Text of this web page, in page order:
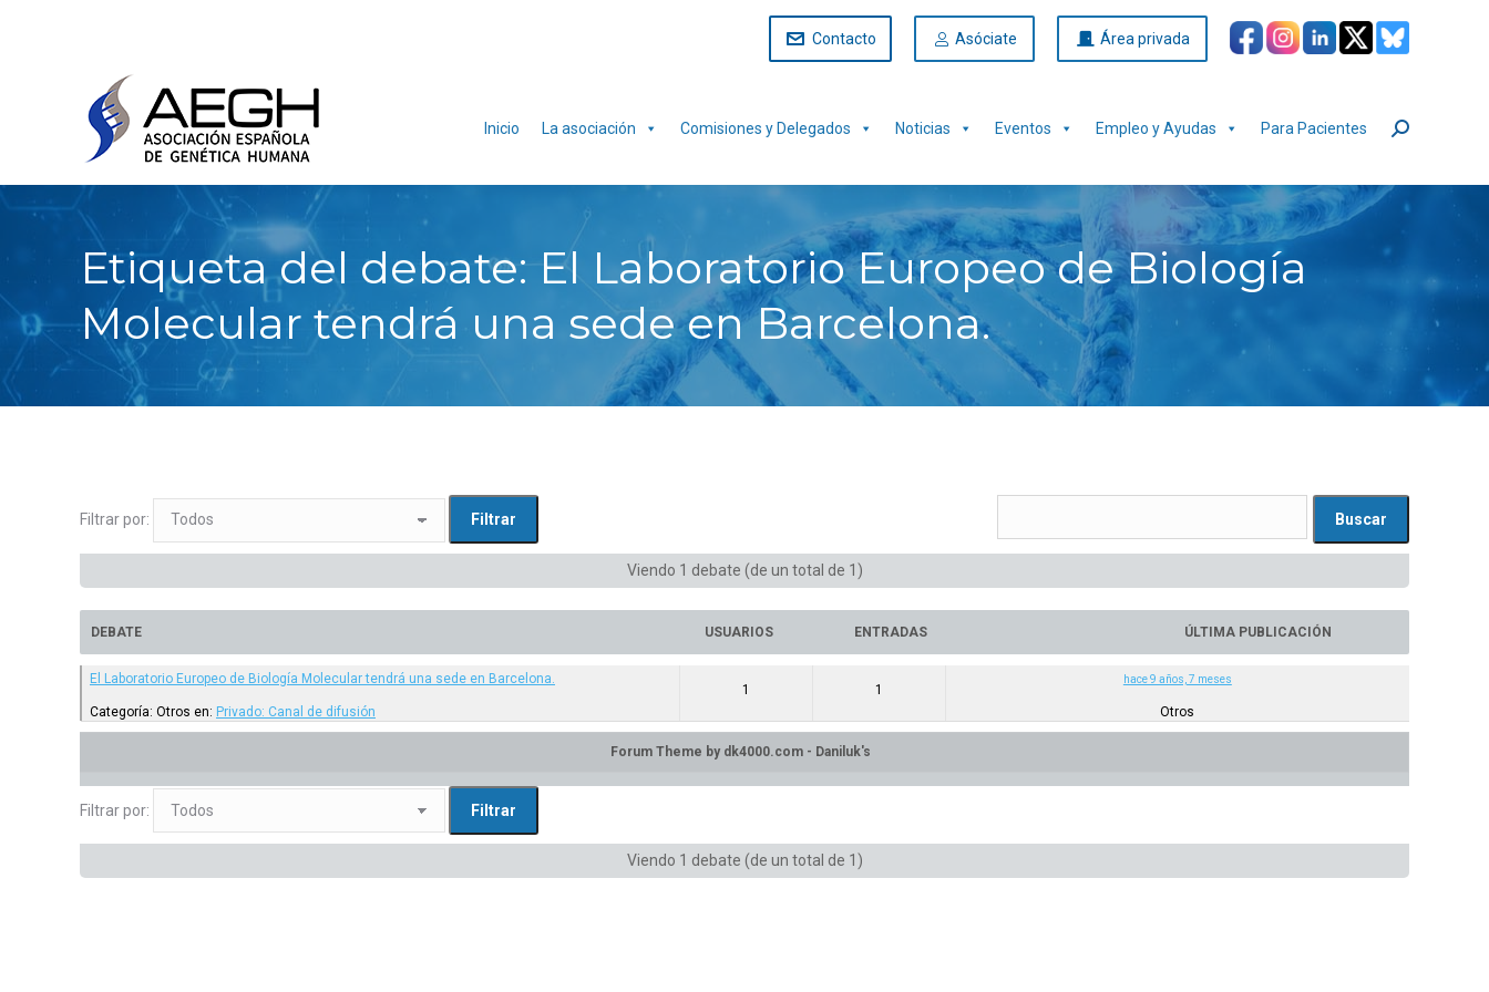
Contacto Asóciate Área privada
Inicio La asociación Comisiones y Delegados Noticias Eventos Empleo y Ayudas Para Pacientes Buscar:
Etiqueta del debate: El Laboratorio Europeo de Biología
Molecular tendrá una sede en Barcelona.
Filtrar por:
Viendo 1 debate (de un total de 1)
DEBATE USUARIOS ENTRADAS ÚLTIMA PUBLICACIÓN
El Laboratorio Europeo de Biología Molecular tendrá una sede en Barcelona.
Categoría: Otros en: Privado: Canal de difusión
1 1
hace 9 años, 7 meses
Otros
Filtrar por:
Viendo 1 debate (de un total de 1)